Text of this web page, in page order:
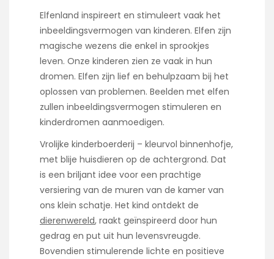
Elfenland inspireert en stimuleert vaak het
inbeeldingsvermogen van kinderen. Elfen zijn
magische wezens die enkel in sprookjes
leven. Onze kinderen zien ze vaak in hun
dromen. Elfen zijn lief en behulpzaam bij het
oplossen van problemen. Beelden met elfen
zullen inbeeldingsvermogen stimuleren en
kinderdromen aanmoedigen.
Vrolijke kinderboerderij – kleurvol binnenhofje,
met blije huisdieren op de achtergrond. Dat
is een briljant idee voor een prachtige
versiering van de muren van de kamer van
ons klein schatje. Het kind ontdekt de
dierenwereld, raakt geïnspireerd door hun
gedrag en put uit hun levensvreugde.
Bovendien stimulerende lichte en positieve